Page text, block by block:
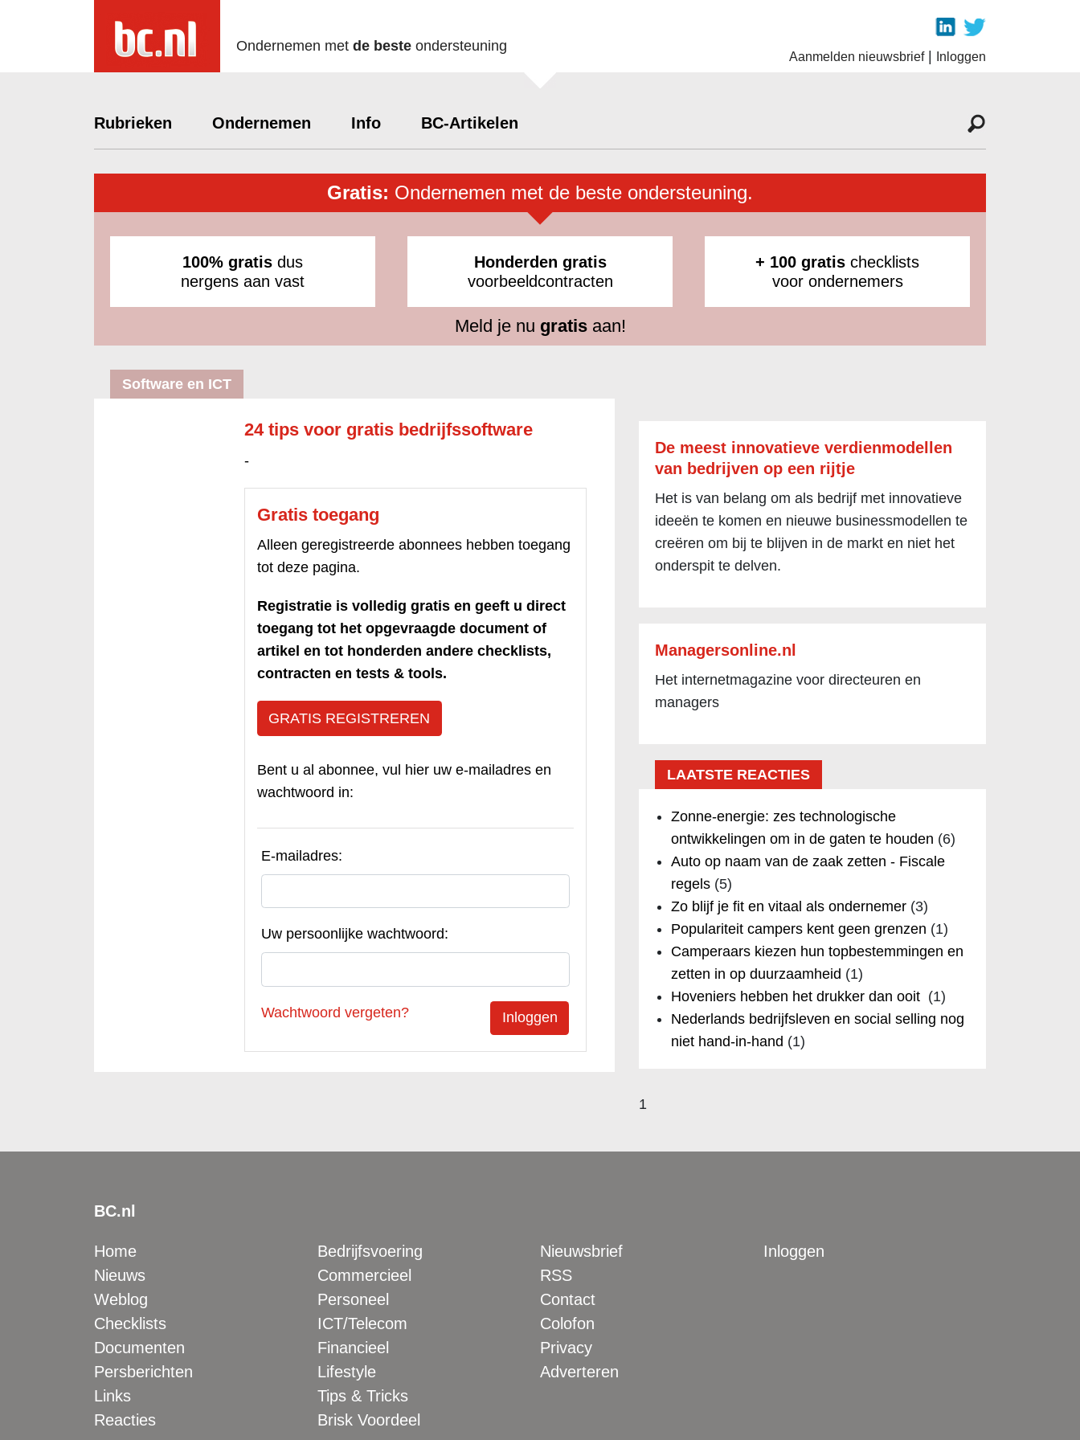
Ondernemen met de beste ondersteuning
Aanmelden nieuwsbrief| Inloggen
Rubrieken Ondernemen Info BC-Artikelen
Gratis: Ondernemen met de beste ondersteuning.
100% gratis dus
nergens aan vast
Honderden gratis
voorbeeldcontracten
+ 100 gratis checklists
voor ondernemers
Meld je nu gratisaan!
Software en ICT
24 tips voor gratis bedrijfssoftware
-
Gratis toegang
Alleen geregistreerde abonnees hebben toegang
tot deze pagina.
Registratie is volledig gratis en geeft u direct
toegang tot het opgevraagde document of
artikel en tot honderden andere checklists,
contracten en tests & tools.
GRATIS REGISTREREN
Bent u al abonnee, vul hier uw e-mailadres en
wachtwoord in:
E-mailadres:
Uw persoonlijke wachtwoord:
Wachtwoord vergeten?
De meest innovatieve verdienmodellen
van bedrijven op een rijtje
Het is van belang om als bedrijf met innovatieve
ideeën te komen en nieuwe businessmodellen te
creëren om bij te blijven in de markt en niet het
onderspit te delven.
Managersonline.nl
Het internetmagazine voor directeuren en
managers
LAATSTE REACTIES
Zonne-energie: zes technologische
ontwikkelingen om in de gaten te houden (6)
Auto op naam van de zaak zetten - Fiscale
regels(5)
Zo blijf je fit en vitaal als ondernemer(3)
Populariteit campers kent geen grenzen (1)
Camperaars kiezen hun topbestemmingen en
zetten in op duurzaamheid (1)
Hoveniers hebben het drukker dan ooit (1)
Nederlands bedrijfsleven en social selling nog
niet hand-in-hand (1)
1
BC.nl
Home
Nieuws
Weblog
Checklists
Documenten
Persberichten
Links
Reacties
Bedrijfsvoering
Commercieel
Personeel
ICT/Telecom
Financieel
Lifestyle
Tips & Tricks
Brisk Voordeel
Nieuwsbrief
RSS
Contact
Colofon
Privacy
Adverteren
Inloggen